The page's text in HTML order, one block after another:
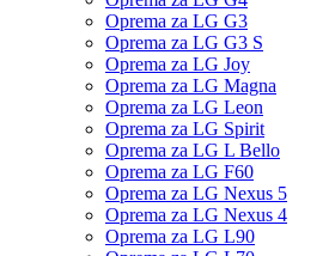
Oprema za LG G3
Oprema za LG G3 S
Oprema za LG Joy
Oprema za LG Magna
Oprema za LG Leon
Oprema za LG Spirit
Oprema za LG L Bello
Oprema za LG F60
Oprema za LG Nexus 5
Oprema za LG Nexus 4
Oprema za LG L90